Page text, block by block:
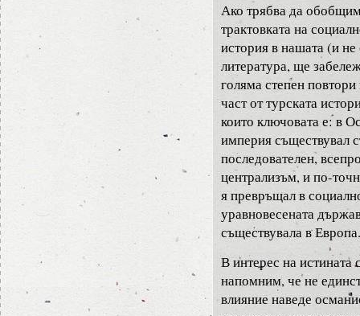
Ако трябва да
трактовката на
история в нашата (и
литература, ще
голяма степен
част от турската
които ключовата е: в
империя съществувал
последователен,
централизъм, и по-
я превръщал в
уравновесената
съществувала в Европа.
В интерес на
напомним, че не
влияние наведе